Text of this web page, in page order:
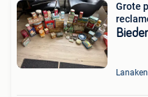
Grote
Lanaken